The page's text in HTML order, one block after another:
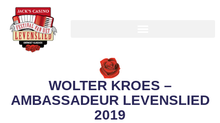
WOLTER KROES –
AMBASSADEUR LEVENSLIED
2019